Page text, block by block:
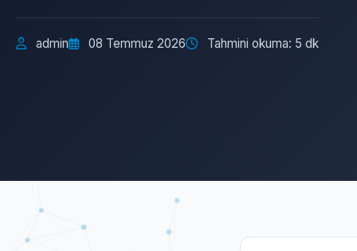
admin 08 Temmuz 2026 Tahmini okuma: 5 dk